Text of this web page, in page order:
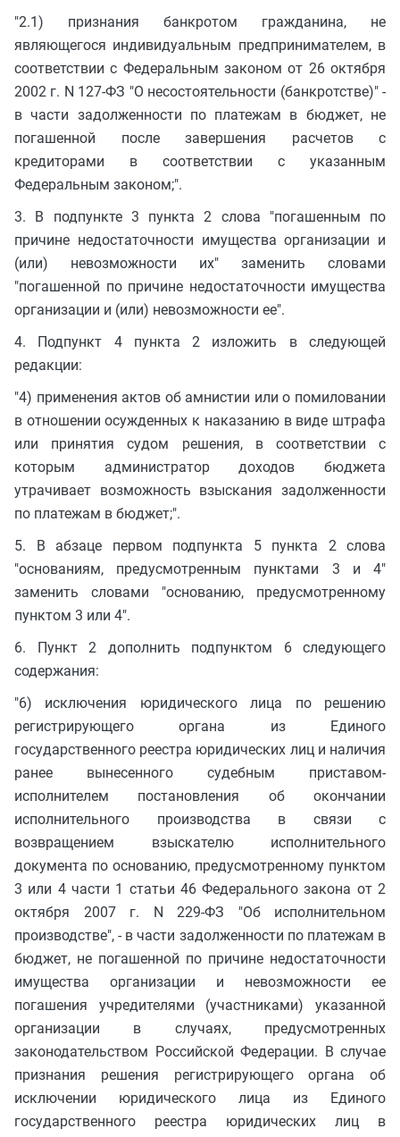
"2.1) признания банкротом гражданина, не
являющегося индивидуальным предпринимателем, в
соответствии с Федеральным законом от 26 октября
2002 г. N 127-ФЗ "О несостоятельности (банкротстве)" -
в части задолженности по платежам в бюджет, не
погашенной после завершения расчетов с
кредиторами в соответствии с указанным
Федеральным законом;".
3. В подпункте 3 пункта 2 слова "погашенным по
причине недостаточности имущества организации и
(или) невозможности их" заменить словами
"погашенной по причине недостаточности имущества
организации и (или) невозможности ее".
4. Подпункт 4 пункта 2 изложить в следующей
редакции:
"4) применения актов об амнистии или о помиловании
в отношении осужденных к наказанию в виде штрафа
или принятия судом решения, в соответствии с
которым администратор доходов бюджета
утрачивает возможность взыскания задолженности
по платежам в бюджет;".
5. В абзаце первом подпункта 5 пункта 2 слова
"основаниям, предусмотренным пунктами 3 и 4"
заменить словами "основанию, предусмотренному
пунктом 3 или 4".
6. Пункт 2 дополнить подпунктом 6 следующего
содержания:
"6) исключения юридического лица по решению
регистрирующего органа из Единого
государственного реестра юридических лиц и наличия
ранее вынесенного судебным приставом-
исполнителем постановления об окончании
исполнительного производства в связи с
возвращением взыскателю исполнительного
документа по основанию, предусмотренному пунктом
3 или 4 части 1 статьи 46 Федерального закона от 2
октября 2007 г. N 229-ФЗ "Об исполнительном
производстве", - в части задолженности по платежам в
бюджет, не погашенной по причине недостаточности
имущества организации и невозможности ее
погашения учредителями (участниками) указанной
организации в случаях, предусмотренных
законодательством Российской Федерации. В случае
признания решения регистрирующего органа об
исключении юридического лица из Единого
государственного реестра юридических лиц в